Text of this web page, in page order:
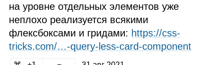
на уровне отдельных элементов уже
неплохо реализуется всякими
флексбоксами и гридами: https://css-
tricks.com/…‑query‑less‑card‑component